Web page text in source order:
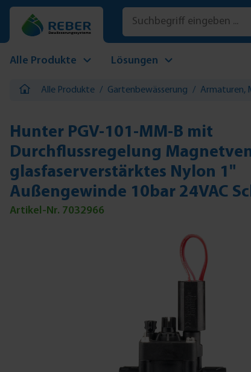
Hauptinhalt springen
Zur Suche springen
Zur Hauptnavigation springen
Alle Produkte Lösungen
Alle Produkte / Gartenbewässerung / Armaturen,
Hunter PGV-101-MM-B mit
Durchflussregelung
glasfaserverstärktes Nylon 1"
Außengewinde 10bar 24VAC
Artikel-Nr. 7032966